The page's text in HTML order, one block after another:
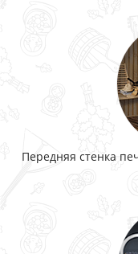
Передняя стенка